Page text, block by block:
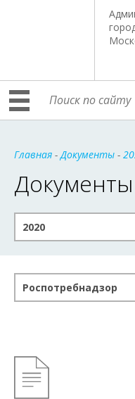
Главная -Документы -
Документы
2020
Роспотребнадзор